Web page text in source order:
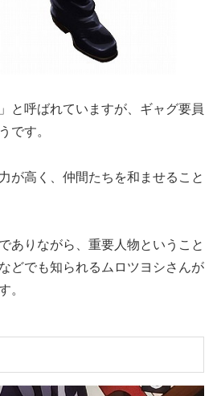
と呼ばれていますが、ギャグ要員
です。
が高く、仲間たちを和ませること
ありながら、重要人物ということ
どでも知られるムロツヨシさんが
。